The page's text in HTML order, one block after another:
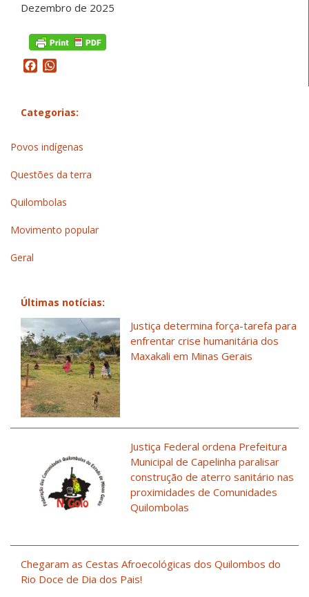
Dezembro de 2025
Facebook
Categorias:
Povos indígenas
Questões da terra
Quilombolas
Movimento popular
Geral
Últimas notícias:
Justiça determina força-tarefa para
enfrentar crise humanitária dos
Maxakali em Minas Gerais
Justiça Federal ordena Prefeitura
Municipal de Capelinha paralisar
construção de aterro sanitário nas
proximidades de Comunidades
Quilombolas
Chegaram as Cestas Afroecológicas dos Quilombos do
Rio Doce de Dia dos Pais!